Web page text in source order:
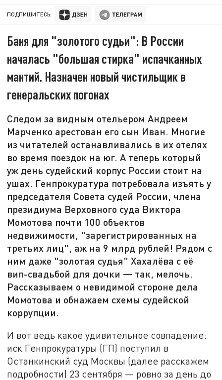
ПОДПИШИТЕСЬ:
Баня для "золотого судьи": В России
началась "большая стирка" испачканных
мантий. Назначен новый чистильщик в
генеральских погонах
Следом за видным отельером Андреем
Марченко арестован его сын Иван. Многие
из читателей останавливались в их отелях
во время поездок на юг. А теперь который
уж день судейский корпус России стоит на
ушах. Генпрокуратура потребовала изъять у
председателя Совета судей России, члена
президиума Верховного суда Виктора
Момотова почти 100 объектов
недвижимости, "зарегистрированных на
третьих лиц", аж на 9 млрд рублей! Рядом с
ним даже "золотая судья" Хахалёва с её
вип-свадьбой для дочки — так, мелочь.
Рассказываем о невидимой стороне дела
Момотова и обнажаем схемы судейской
коррупции.
И вот ведь какое удивительное совпадение:
иск Генпрокуратуры (ГП) поступил в
Останкинский суд Москвы (далее расскажем
подробности) 23 сентября — ровно за день до